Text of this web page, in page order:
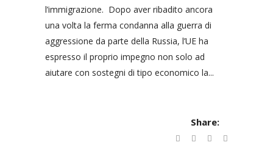
l’immigrazione. Dopo aver ribadito ancora
una volta la ferma condanna alla guerra di
aggressione da parte della Russia, l’UE ha
espresso il proprio impegno non solo ad
aiutare con sostegni di tipo economico la...
Share: